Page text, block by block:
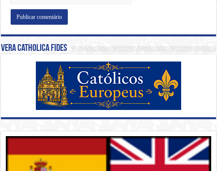
Vera Catholica Fides